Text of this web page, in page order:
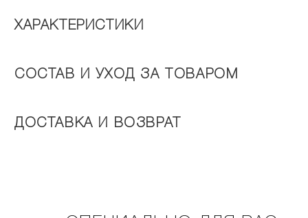
ХАРАКТЕРИСТИКИ
СОСТАВ И УХОД ЗА ТОВАРОМ
ДОСТАВКА И ВОЗВРАТ